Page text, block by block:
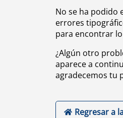
No se ha podido
errores
para encontrar
¿Algún otro
aparece a
agradecemos tu
Regresar a